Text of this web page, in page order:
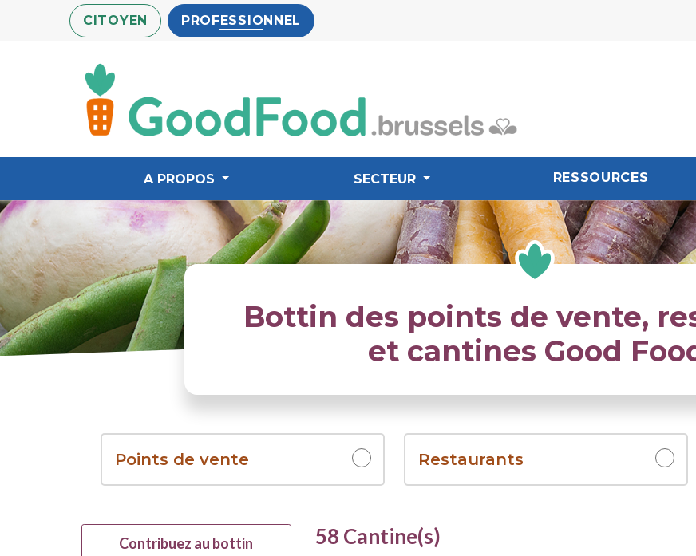
CITOYEN PROFESSIONNEL
A PROPOS SECTEUR RESSOURCES
Bottin des points de vente,
et cantines Good
Points de vente Restaurants
Contribuez au bottin 58 Cantine(s)